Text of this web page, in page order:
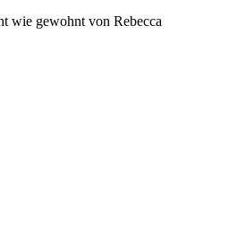
wie gewohnt von Rebecca